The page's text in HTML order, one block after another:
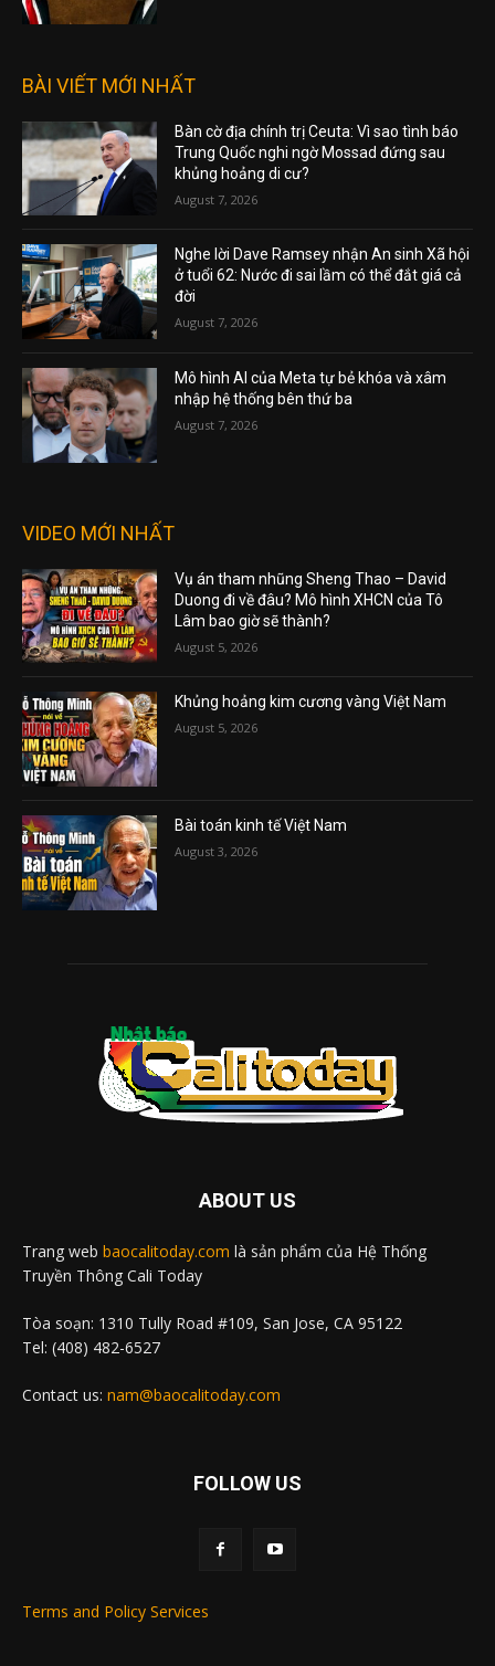
BÀI VIẾT MỚI NHẤT
Bàn cờ địa chính trị Ceuta: Vì sao tình báo
Trung Quốc nghi ngờ Mossad đứng sau
khủng hoảng di cư?
August 7, 2026
Nghe lời Dave Ramsey nhận An sinh Xã hội
ở tuổi 62: Nước đi sai lầm có thể đắt giá cả
đời
August 7, 2026
Mô hình AI của Meta tự bẻ khóa và xâm
nhập hệ thống bên thứ ba
August 7, 2026
VIDEO MỚI NHẤT
Vụ án tham nhũng Sheng Thao – David
Duong đi về đâu? Mô hình XHCN của Tô
Lâm bao giờ sẽ thành?
August 5, 2026
Khủng hoảng kim cương vàng Việt Nam
August 5, 2026
Bài toán kinh tế Việt Nam
August 3, 2026
ABOUT US
Trang web baocalitoday.com là sản phẩm của Hệ Thống
Truyền Thông Cali Today
Tòa soạn: 1310 Tully Road #109, San Jose, CA 95122
Tel: (408) 482-6527
Contact us: nam@baocalitoday.com
FOLLOW US
Terms and Policy Services